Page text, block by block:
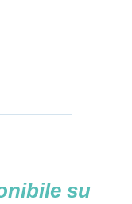
su